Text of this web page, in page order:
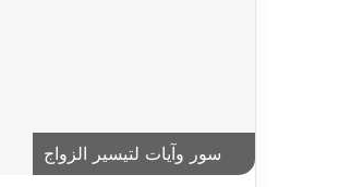
سور وآيات لتيسير الزواج